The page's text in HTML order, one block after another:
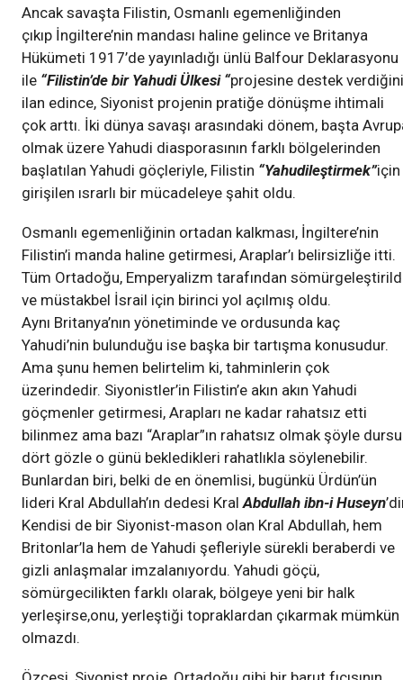
Ancak savaşta Filistin, Osmanlı egemenliğinden
çıkıp İngiltere’nin mandası haline gelince ve Britanya
Hükümeti 1917’de yayınladığı ünlü Balfour Deklarasyonu
ile “Filistin’de bir Yahudi Ülkesi “projesine destek verdiğini
ilan edince, Siyonist projenin pratiğe dönüşme ihtimali
çok arttı. İki dünya savaşı arasındaki dönem, başta
olmak üzere Yahudi diasporasının farklı bölgelerinden
başlatılan Yahudi göçleriyle, Filistin “Yahudileştirmek”için
girişilen ısrarlı bir mücadeleye şahit oldu.
Osmanlı egemenliğinin ortadan kalkması, İngiltere’nin
Filistin’i manda haline getirmesi, Araplar’ı belirsizliğe itti.
Tüm Ortadoğu, Emperyalizm tarafından
ve müstakbel İsrail için birinci yol açılmış oldu.
Aynı Britanya’nın yönetiminde ve ordusunda kaç
Yahudi’nin bulunduğu ise başka bir tartışma konusudur.
Ama şunu hemen belirtelim ki, tahminlerin çok
üzerindedir. Siyonistler’in Filistin’e akın akın Yahudi
göçmenler getirmesi, Arapları ne kadar rahatsız etti
bilinmez ama bazı “Araplar”ın rahatsız olmak şöyle
dört gözle o günü bekledikleri rahatlıkla söylenebilir.
Bunlardan biri, belki de en önemlisi, bugünkü Ürdün’ün
lideri Kral Abdullah’ın dedesi KralAbdullah ibn-i Huseyn
Kendisi de bir Siyonist-mason olan Kral Abdullah, hem
Britonlar’la hem de Yahudi şefleriyle sürekli beraberdi ve
gizli anlaşmalar imzalanıyordu. Yahudi göçü,
sömürgecilikten farklı olarak, bölgeye yeni bir halk
yerleşirse,onu, yerleştiği topraklardan çıkarmak mümkün
olmazdı.